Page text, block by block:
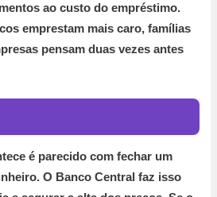
ao custo do empréstimo.
emprestam mais caro, famílias
pensam duas vezes antes
é parecido com fechar um
O Banco Central faz isso